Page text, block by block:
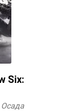
Six:
Осада